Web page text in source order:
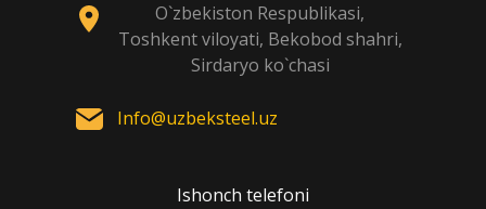
O`zbekiston Respublikasi,
Toshkent viloyati, Bekobod shahri,
Sirdaryo ko`chasi
Info@uzbeksteel.uz
Ishonch telefoni